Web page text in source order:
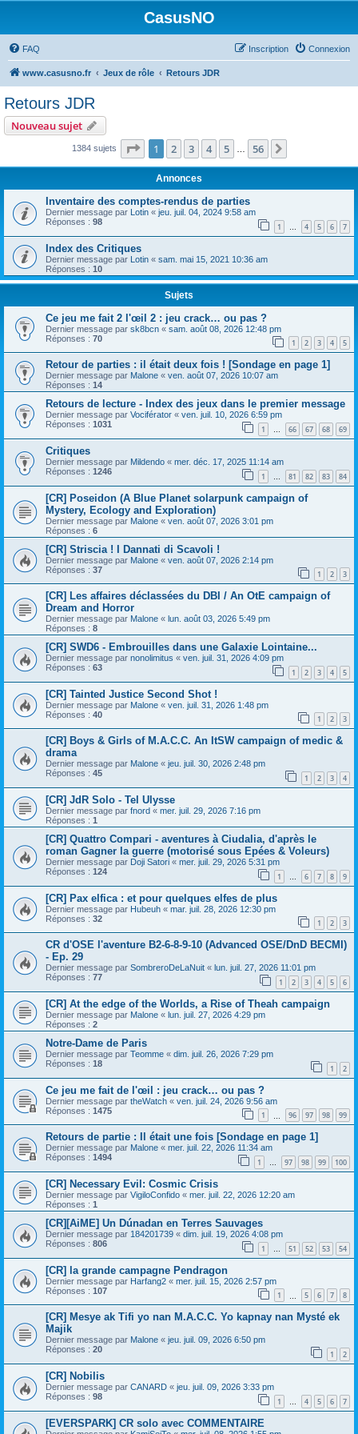
CasusNO
FAQ Connexion
Inscription
www.casusno.fr Jeux de rôle Retours JDR
Retours JDR
Nouveau sujet
1384 sujets Page 1sur56
1 2 3 4 5 56
Annonces
Inventaire des comptes-rendus de parties
Dernier message par Lotin « jeu. juil. 04, 2024 9:58 am
Réponses : 98 1 … 4 5 6 7
Index des Critiques
Dernier message par Lotin « sam. mai 15, 2021 10:36 am
Réponses : 10
Sujets
Ce jeu me fait 2 l'œil 2 : jeu crack… ou pas ?
Dernier message par sk8bcn « sam. août 08, 2026 12:48 pm
Réponses : 70 1 2 3 4 5
Retour de parties : il était deux fois ! [Sondage en page 1]
Dernier message par Malone « ven. août 07, 2026 10:07 am
Réponses : 14
Retours de lecture - Index des jeux dans le premier message
Dernier message par Vociférator « ven. juil. 10, 2026 6:59 pm
Réponses : 1031 1 … 66 67 68 69
Critiques
Dernier message par Mildendo « mer. déc. 17, 2025 11:14 am
Réponses : 1246 1 … 81 82 83 84
[CR] Poseidon (A Blue Planet solarpunk campaign of
Mystery, Ecology and Exploration)
Dernier message par Malone « ven. août 07, 2026 3:01 pm
Réponses : 6
[CR] Striscia ! I Dannati di Scavoli !
Dernier message par Malone « ven. août 07, 2026 2:14 pm
Réponses : 37 1 2 3
[CR] Les affaires déclassées du DBI / An OtE campaign of
Dream and Horror
Dernier message par Malone « lun. août 03, 2026 5:49 pm
Réponses : 8
[CR] SWD6 - Embrouilles dans une Galaxie Lointaine...
Dernier message par nonolimitus « ven. juil. 31, 2026 4:09 pm
Réponses : 63 1 2 3 4 5
[CR] Tainted Justice Second Shot !
Dernier message par Malone « ven. juil. 31, 2026 1:48 pm
Réponses : 40 1 2 3
[CR] Boys & Girls of M.A.C.C. An ItSW campaign of medic &
drama
Dernier message par Malone « jeu. juil. 30, 2026 2:48 pm
Réponses : 45 1 2 3 4
[CR] JdR Solo - Tel Ulysse
Dernier message par fnord « mer. juil. 29, 2026 7:16 pm
Réponses : 1
[CR] Quattro Compari - aventures à Ciudalia, d'après le
roman Gagner la guerre (motorisé sous Epées & Voleurs)
Dernier message par Doji Satori « mer. juil. 29, 2026 5:31 pm
Réponses : 124 1 … 6 7 8 9
[CR] Pax elfica : et pour quelques elfes de plus
Dernier message par Hubeuh « mar. juil. 28, 2026 12:30 pm
Réponses : 32 1 2 3
CR d'OSE l'aventure B2-6-8-9-10 (Advanced OSE/DnD BECMI)
- Ep. 29
Dernier message par SombreroDeLaNuit « lun. juil. 27, 2026 11:01 pm
Réponses : 77 1 2 3 4 5 6
[CR] At the edge of the Worlds, a Rise of Theah campaign
Dernier message par Malone « lun. juil. 27, 2026 4:29 pm
Réponses : 2
Notre-Dame de Paris
Dernier message par Teomme « dim. juil. 26, 2026 7:29 pm
Réponses : 18 1 2
Ce jeu me fait de l'œil : jeu crack… ou pas ?
Dernier message par theWatch « ven. juil. 24, 2026 9:56 am
Réponses : 1475 1 96 97 98 99
Retours de partie : Il était une fois [Sondage en page 1]
Dernier message par Malone « mer. juil. 22, 2026 11:34 am
Réponses : 1494 1 … 97 98 99 100
[CR] Necessary Evil: Cosmic Crisis
Dernier message par VigiloConfido « mer. juil. 22, 2026 12:20 am
Réponses : 1
[CR][AiME] Un Dúnadan en Terres Sauvages
Dernier message par 184201739 « dim. juil. 19, 2026 4:08 pm
Réponses : 806 1 … 51 52 53 54
[CR] la grande campagne Pendragon
Dernier message par Harfang2 « mer. juil. 15, 2026 2:57 pm
Réponses : 107 1 5 6 7 8
[CR] Mesye ak Tifi yo nan M.A.C.C. Yo kapnay nan Mysté ek
Majik
Dernier message par Malone « jeu. juil. 09, 2026 6:50 pm
Réponses : 20 1 2
[CR] Nobilis
Dernier message par CANARD « jeu. juil. 09, 2026 3:33 pm
Réponses : 98 1 4 5 6 7
[EVERSPARK] CR solo avec COMMENTAIRE